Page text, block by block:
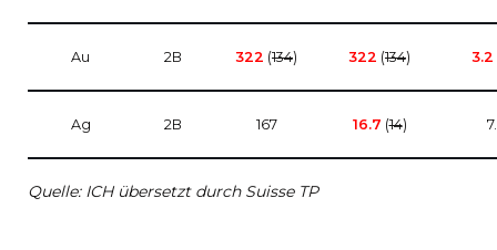
Au 2B 322 (134) 322 (134) 3.2
Ag 2B 167 16.7 (14)
Quelle: ICH übersetzt durch Suisse TP